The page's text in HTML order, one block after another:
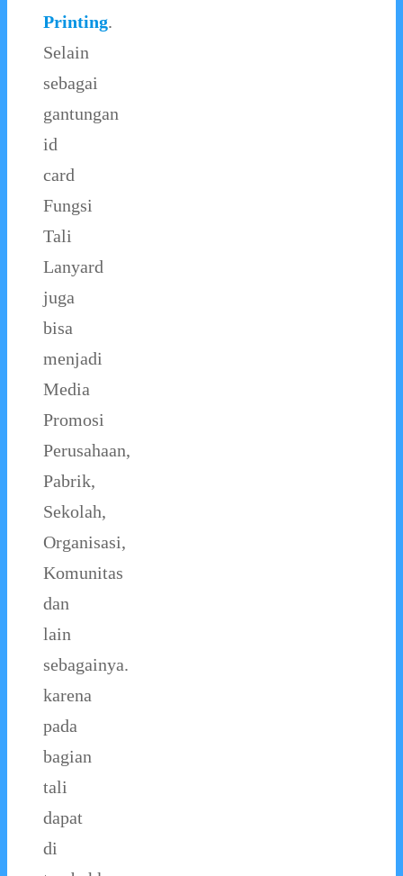
Printing.
Selain
sebagai
gantungan
id
card
Fungsi
Tali
Lanyard
juga
bisa
menjadi
Media
Promosi
Perusahaan,
Pabrik,
Sekolah,
Organisasi,
Komunitas
dan
lain
sebagainya.
karena
pada
bagian
tali
dapat
di